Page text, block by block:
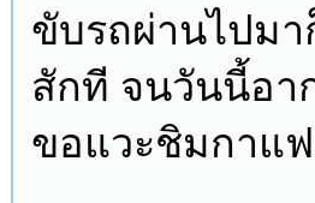
ขับรถผ่านไปมา
สักที จนวันนี้อา
ขอแวะชิมกาแ